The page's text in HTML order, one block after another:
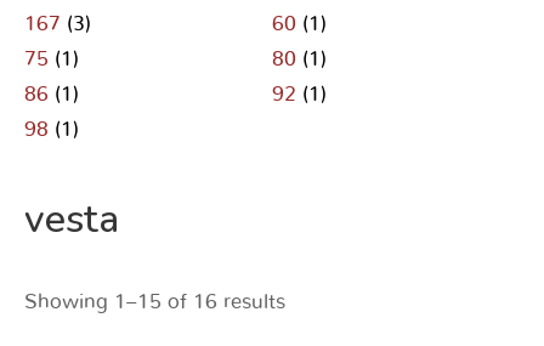
167 (3) 60 (1)
75 (1) 80 (1)
86 (1) 92 (1)
98 (1)
vesta
Showing 1–15 of 16 results